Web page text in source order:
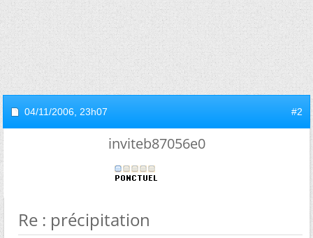
04/11/2006, 23h07 #2
inviteb87056e0
Re : précipitation